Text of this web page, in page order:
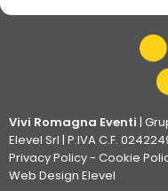
Vivi Romagna Eventi |
Elevel Srl | P.IVA C.F.
Privacy Policy- Cookie
Web Design Elevel